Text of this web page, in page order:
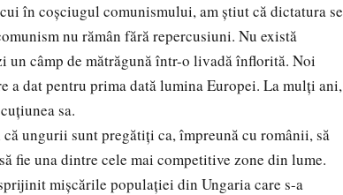
în coşciugul comunismului, am ştiut că dictatura se
nu rămân fără repercusiuni. Nu există
un câmp de mătrăgună într-o livadă înflorită. Noi
a dat pentru prima dată lumina Europei. La mulţi ani,
sa.
ungurii sunt pregătiţi ca, împreună cu românii, să
fie una dintre cele mai competitive zone din lume.
mişcările populaţiei din Ungaria care s-a